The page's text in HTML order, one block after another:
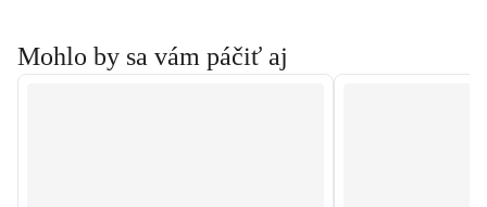
Mohlo by sa vám páčiť aj